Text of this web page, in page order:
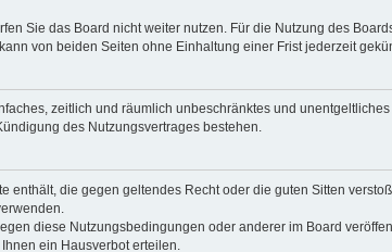
Sie das Board nicht weiter nutzen. Für die Nutzung des
von beiden Seiten ohne Einhaltung einer Frist jederzeit
zeitlich und räumlich unbeschränktes und
des Nutzungsvertrages bestehen.
enthält, die gegen geltendes Recht oder die guten Sitten
diese Nutzungsbedingungen oder anderer im Board
ein Hausverbot erteilen.